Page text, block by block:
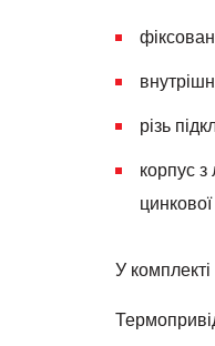
різь
корпус з
цинкової
У